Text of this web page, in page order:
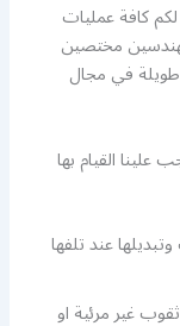
كافة عمليات
مختصين
في مجال
القيام بها
عند تلفها
غير مرئية او